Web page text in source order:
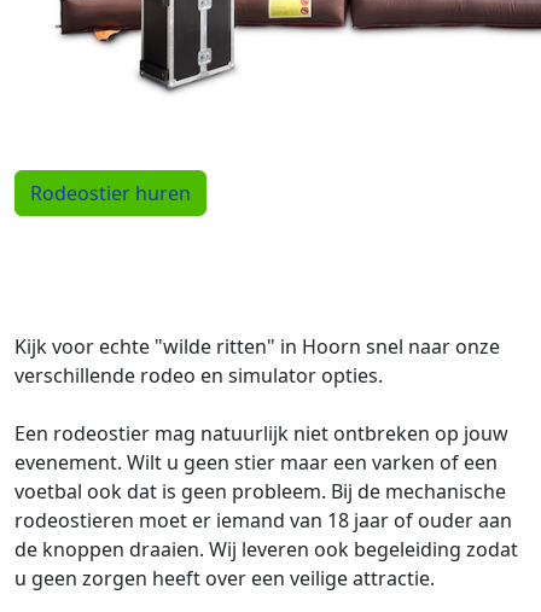
Rodeostier huren
Kijk voor echte "wilde ritten" in Hoorn snel naar onze
verschillende rodeo en simulator opties.
Een rodeostier mag natuurlijk niet ontbreken op jouw
evenement. Wilt u geen stier maar een varken of een
voetbal ook dat is geen probleem. Bij de mechanische
rodeostieren moet er iemand van 18 jaar of ouder aan
de knoppen draaien. Wij leveren ook begeleiding zodat
u geen zorgen heeft over een veilige attractie.